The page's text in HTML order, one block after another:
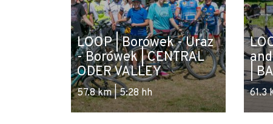
LOOP | Borówek - Uraz
- Borówek | CENTRAL
ODER VALLEY
57.8 km | 5:28 hh
|
61.3